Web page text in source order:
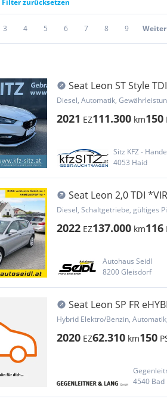
3 4 5 6 7 8 9 Weiter
Seat Leon ST Style
Diesel, Automatik,
2021 EZ111.300 km150
Sitz KFZ -
4053 Haid
Seat Leon 2,0 TDI
Diesel, Schaltgetriebe, gültiges
2022 EZ137.000 km116
Autohaus Seidl
8200 Gleisdorf
Seat Leon SP FR
Hybrid Elektro/Benzin,
2020 EZ62.310 km150
4540 Bad